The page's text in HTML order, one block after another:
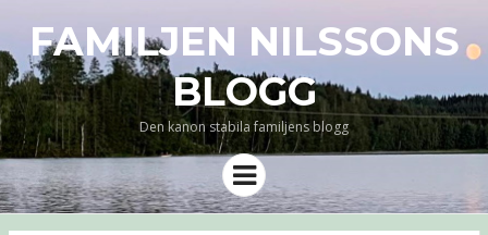
FAMILJEN NILSSONS
BLOGG
Den kanon stabila familjens blogg
Meny